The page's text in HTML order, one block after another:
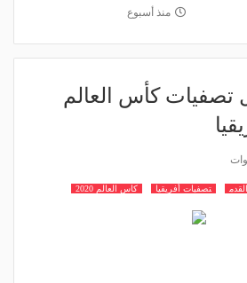
منذ أسبوع
تصفيات كأس العالم
تصفيات أفريقيا كاس العالم 2020